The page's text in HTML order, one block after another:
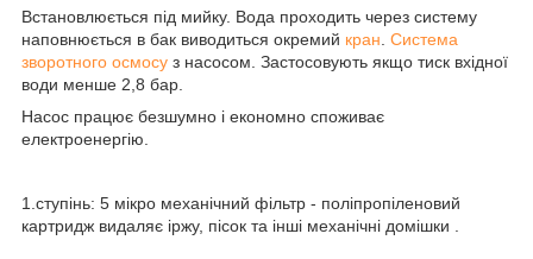
Встановлюється під мийку. Вода проходить через систему
наповнюється в бак виводиться окремий кран Система
зворотного осмосу з насосом. Застосовують якщо тиск вхідної
води менше 2,8 бар.
Насос працює безшумно і економно споживає
електроенергію.
1.ступінь: 5 мікро механічний фільтр - поліпропіленовий
картридж видаляє іржу, пісок та інші механічні домішки .